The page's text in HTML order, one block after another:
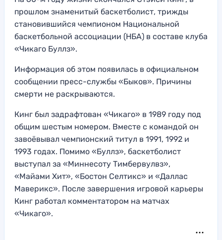
прошлом знаменитый баскетболист, трижды
становившийся чемпионом Национальной
баскетбольной ассоциации (НБА) в составе клуба
«Чикаго Буллз».
Информация об этом появилась в официальном
сообщении пресс-службы «Быков». Причины
смерти не раскрываются.
Кинг был задрафтован «Чикаго» в 1989 году под
общим шестым номером. Вместе с командой он
завоёвывал чемпионский титул в 1991, 1992 и
1993 годах. Помимо «Буллз», баскетболист
выступал за «Миннесоту Тимбервулвз»,
«Майами Хит», «Бостон Селтикс» и «Даллас
Маверикс». После завершения игровой карьеры
Кинг работал комментатором на матчах
«Чикаго».